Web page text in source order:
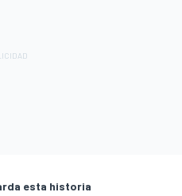
esta historia